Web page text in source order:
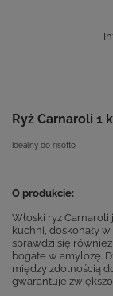
Ryż Carnaroli 1
Idealny do risotto
O produkcie:
Włoski ryż
kuchni, doskonały
sprawdzi się
bogate w amylozę.
między zdolnością
gwarantuje